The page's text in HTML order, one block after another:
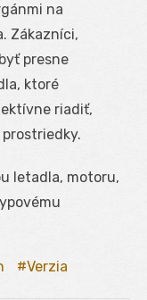
na
Zákazníci,
presne
ktoré
riadiť,
letadla, motoru,
Verzia